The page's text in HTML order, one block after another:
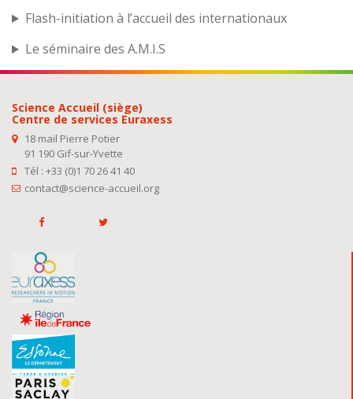
Flash-initiation à l’accueil des internationaux
Le séminaire des A.M.I.S
Science Accueil (siège)
Centre de services Euraxess
18 mail Pierre Potier
91 190 Gif-sur-Yvette
Tél : +33 (0)1 70 26 41 40
contact@science-accueil.org